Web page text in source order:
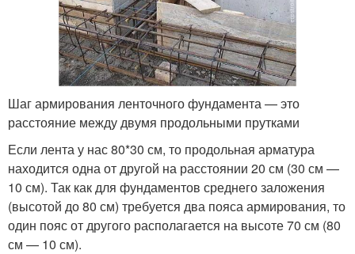
Шаг армирования ленточного фундамента — это
расстояние между двумя продольными прутками
Если лента у нас 80*30 см, то продольная арматура
находится одна от другой на расстоянии 20 см (30 см —
10 см). Так как для фундаментов среднего заложения
(высотой до 80 см) требуется два пояса армирования, то
один пояс от другого располагается на высоте 70 см (80
см — 10 см).